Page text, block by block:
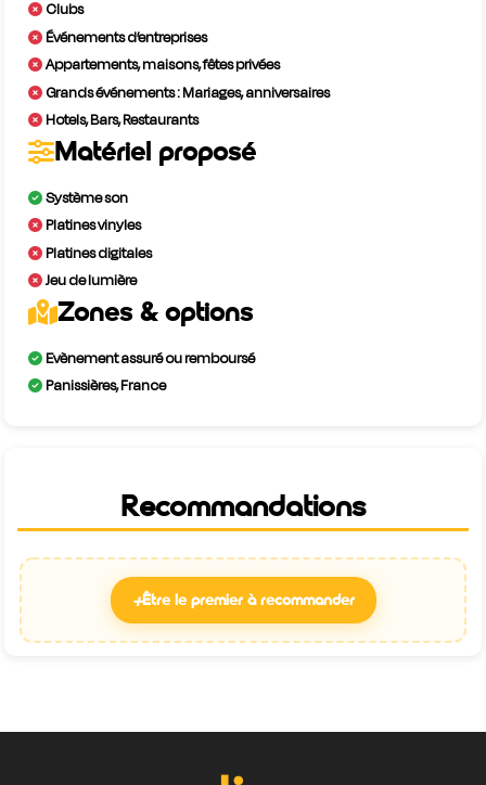
Clubs
Événements d’entreprises
Appartements, maisons, fêtes privées
Grands événements : Mariages, anniversaires
Hotels, Bars, Restaurants
Matériel proposé
Système son
Platines vinyles
Platines digitales
Jeu de lumière
Zones & options
Evènement assuré ou remboursé
Panissières, France
Recommandations
+Être le premier à recommander